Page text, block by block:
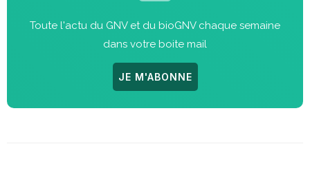
Toute l'actu du GNV et du bioGNV chaque semaine
dans votre boite mail
JE M'ABONNE